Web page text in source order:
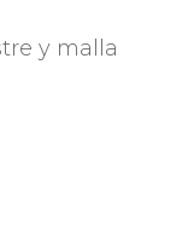
y malla